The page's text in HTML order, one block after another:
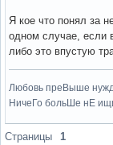
Я кое что понял за
одном случае, если
либо это впустую
Любовь преВыше
НичеГо больШе нЕ
Вне форума
Страницы 1